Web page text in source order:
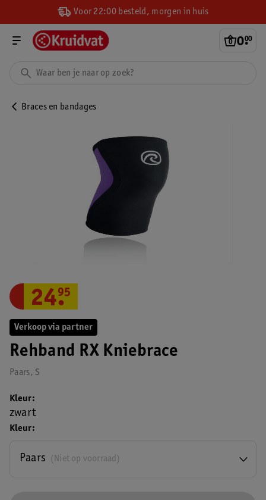
Voor 22:00 besteld, morgen in huis
0.
00
Braces en bandages
Verkoop via partner
Rehband RX Kniebrace
Paars, S
24.
95
Kleur
(Niet op voorraad)
Paars
Kleur
zwart